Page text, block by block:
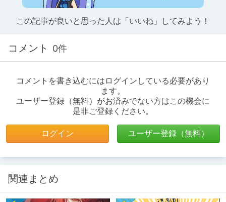
この記事が良いと思った人は「いいね」してみよう！
コメント 0件
コメントを書き込むにはログインしている必要があり
ます。
ユーザー登録（無料）がお済みでない方はこの機会に
是非ご登録ください。
ログイン ユーザー登録（無料）
関連まとめ